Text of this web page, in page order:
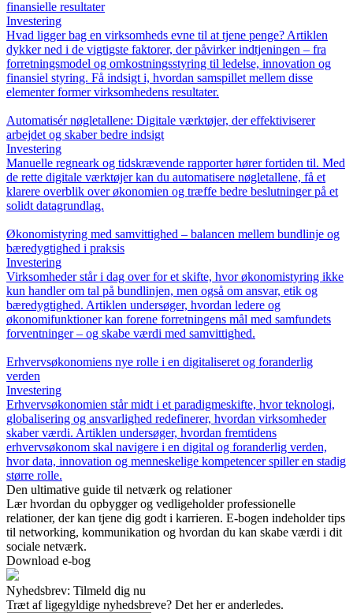
finansielle resultater
Investering
Hvad ligger bag en virksomheds evne til at tjene penge? Artiklen
dykker ned i de vigtigste faktorer, der påvirker indtjeningen – fra
forretningsmodel og omkostningsstyring til ledelse, innovation og
finansiel styring. Få indsigt i, hvordan samspillet mellem disse
elementer former virksomhedens resultater.
Automatisér nøgletallene: Digitale værktøjer, der effektiviserer
arbejdet og skaber bedre indsigt
Investering
Manuelle regneark og tidskrævende rapporter hører fortiden til. Med
de rette digitale værktøjer kan du automatisere nøgletallene, få et
klarere overblik over økonomien og træffe bedre beslutninger på et
solidt datagrundlag.
Økonomistyring med samvittighed – balancen mellem bundlinje og
bæredygtighed i praksis
Investering
Virksomheder står i dag over for et skifte, hvor økonomistyring ikke
kun handler om tal på bundlinjen, men også om ansvar, etik og
bæredygtighed. Artiklen undersøger, hvordan ledere og
økonomifunktioner kan forene forretningens mål med samfundets
forventninger – og skabe værdi med samvittighed.
Erhvervsøkonomiens nye rolle i en digitaliseret og foranderlig
verden
Investering
Erhvervsøkonomien står midt i et paradigmeskifte, hvor teknologi,
globalisering og ansvarlighed redefinerer, hvordan virksomheder
skaber værdi. Artiklen undersøger, hvordan fremtidens
erhvervsøkonom skal navigere i en digital og foranderlig verden,
hvor data, innovation og menneskelige kompetencer spiller en stadig
større rolle.
Den ultimative guide til netværk og relationer
Lær hvordan du opbygger og vedligeholder professionelle
relationer, der kan tjene dig godt i karrieren. E-bogen indeholder tips
til networking, kommunikation og hvordan du kan skabe værdi i dit
sociale netværk.
Download e-bog
Nyhedsbrev: Tilmeld dig nu
Træt af ligegyldige nyhedsbreve? Det her er anderledes.